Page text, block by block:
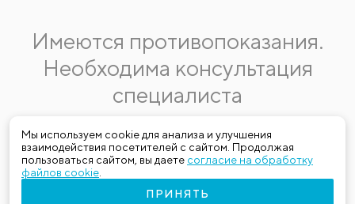
Мы используем cookie для анализа и улучшения
взаимодействия посетителей с сайтом. Продолжая
пользоваться сайтом, вы даете согласие на обработку
файлов cookie
ПРИНЯТЬ
Имеются противопоказания.
Необходима консультация
специалиста
Данная информация не является публичной офертой.
Стоимость, название и спектр услуг могут меняться.
Получить актуальную на момент обращения за медицинской
услугой информацию можно по телефону (383) 303-03-03